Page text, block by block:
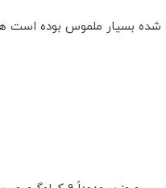
بسیار ملموس بوده است